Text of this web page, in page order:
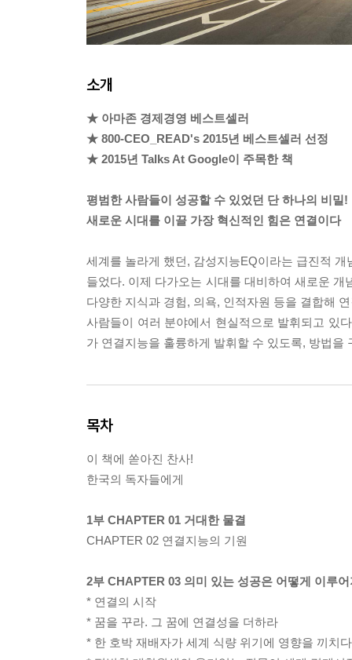
소개
★ 아마존 경제경영 베스트셀러
★ 800-CEO_READ's 2015년 베스트셀러 선정
★ 2015년 Talks At Google이 주목한 책
평범한 사람들이 성공할 수 있었던 단 하나의 비밀!
새로운 시대를 이끌 가장 혁신적인 힘은 연결이다
세계를 놀라게 했던, 감성지능EQ이라는 급진적
들었다. 이제 다가오는 시대를 대비하여 새로운 개
다양한 지식과 경험, 의욕, 인적자원 등을 결합해
사람들이 여러 분야에서 현실적으로 발휘되고 있
가 연결지능을 훌륭하게 발휘할 수 있도록, 방법을
목차
이 책에 쏟아진 찬사!
한국의 독자들에게
1부 CHAPTER 01 거대한 물결
CHAPTER 02 연결지능의 기원
2부 CHAPTER 03 의미 있는 성공은 어떻게 이루
* 연결의 시작
* 꿈을 꾸라. 그 꿈에 연결성을 더하라
* 한 호박 재배자가 세계 식량 위기에 영향을 끼치다